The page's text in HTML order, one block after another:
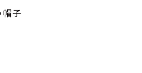
帽子